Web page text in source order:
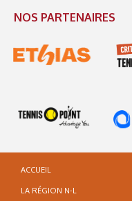
NOS PARTENAIRES
ACCUEIL
LA RÉGION N-L